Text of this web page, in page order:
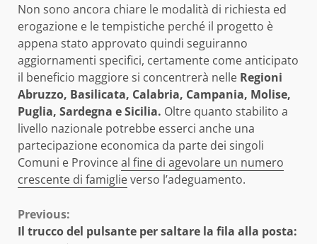
Non sono ancora chiare le modalità di richiesta ed
erogazione e le tempistiche perché il progetto è
appena stato approvato quindi seguiranno
aggiornamenti specifici, certamente come anticipato
il beneficio maggiore si concentrerà nelle Regioni
Abruzzo, Basilicata, Calabria, Campania, Molise,
Puglia, Sardegna e Sicilia. Oltre quanto stabilito a
livello nazionale potrebbe esserci anche una
partecipazione economica da parte dei singoli
Comuni e Provinceal fine di agevolare un numero
crescente di famiglieverso l’adeguamento.
Continue
Previous:
Il trucco del pulsante per saltare la fila alla posta: